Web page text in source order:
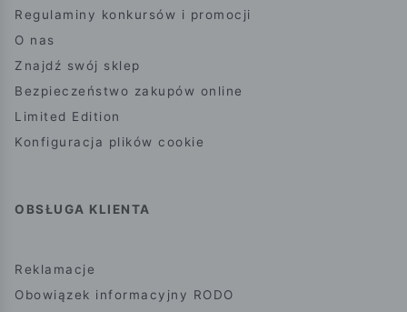
Regulaminy konkursów i promocji
O nas
Znajdź swój sklep
Bezpieczeństwo zakupów online
Limited Edition
Konfiguracja plików cookie
OBSŁUGA KLIENTA
Reklamacje
Obowiązek informacyjny RODO